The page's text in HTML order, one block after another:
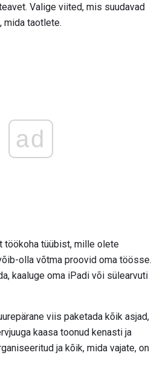
Valige viited, mis suudavad
mida taotlete.
ad
töökoha tüübist, mille olete
olla võtma proovid oma töösse.
kaaluge oma iPadi või sülearvuti
viis paketada kõik asjad,
kaasa toonud kenasti ja
ja kõik, mida vajate, on